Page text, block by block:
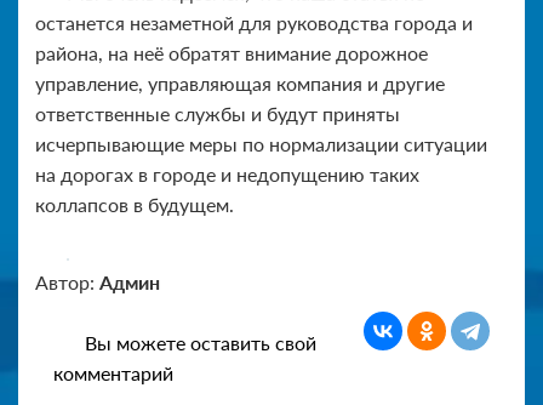
останется незаметной для руководства города и
района, на неё обратят внимание дорожное
управление, управляющая компания и другие
ответственные службы и будут приняты
исчерпывающие меры по нормализации ситуации
на дорогах в городе и недопущению таких
коллапсов в будущем.
Автор: Админ
Вы можете оставить свой
комментарий